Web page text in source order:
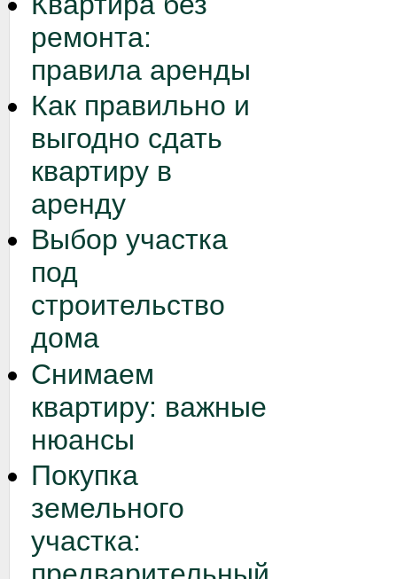
ремонта:
правила аренды
Как правильно и
выгодно сдать
квартиру в
аренду
Выбор участка
под
строительство
дома
Снимаем
квартиру: важные
нюансы
Покупка
земельного
участка: